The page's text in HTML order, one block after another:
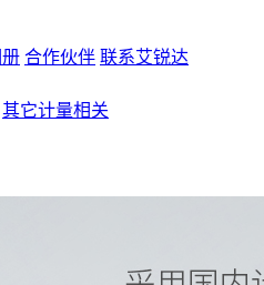
合作伙伴 联系艾锐达
其它计量相关